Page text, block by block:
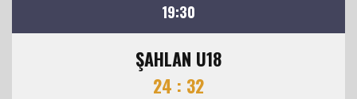
19:30
ŞAHLAN U18
24 : 32